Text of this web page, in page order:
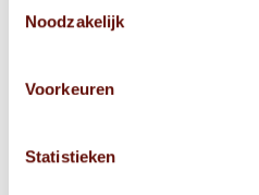
Noodzakelijk
Voorkeuren
Statistieken